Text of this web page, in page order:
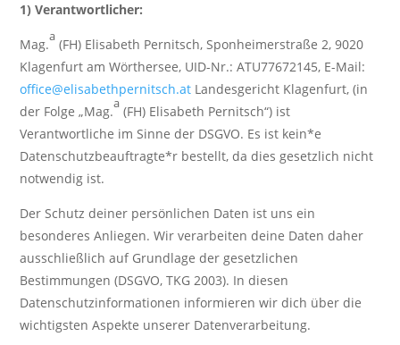
1) Verantwortlicher:
Mag.
a
(FH) Elisabeth Pernitsch, Sponheimerstraße 2, 9020
Klagenfurt am Wörthersee, UID-Nr.: ATU77672145, E-Mail:
office@elisabethpernitsch.at Landesgericht Klagenfurt, (in
der Folge „Mag.
a
(FH) Elisabeth Pernitsch“) ist
Verantwortliche im Sinne der DSGVO. Es ist kein*e
Datenschutzbeauftragte*r bestellt, da dies gesetzlich nicht
notwendig ist.
Der Schutz deiner persönlichen Daten ist uns ein
besonderes Anliegen. Wir verarbeiten deine Daten daher
ausschließlich auf Grundlage der gesetzlichen
Bestimmungen (DSGVO, TKG 2003). In diesen
Datenschutzinformationen informieren wir dich über die
wichtigsten Aspekte unserer Datenverarbeitung.